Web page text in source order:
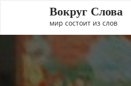
Вокруг Слова
мир состоит из слов